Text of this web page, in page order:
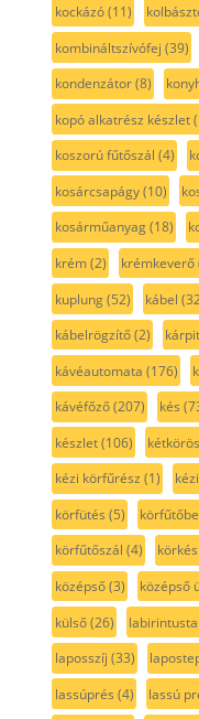
kockázó(11)
kombináltszívófej (39)
kondenzátor(8)
kopó alkatrész készlet
koszorú fűtőszál (4)
kosárcsapágy(10)
kosárműanyag(18)
krém(2) krémkeverő
kuplung(52) kábel
kábelrögzítő(2) kárpit
kávéautomata (176)
kávéfőző(207) kés
készlet(106) kétkörös
kézi körfűrész (1)
körfütés (5)
körfűtőszál (4) körkés
középső(3) középső
külső(26)
laposszíj (33)
lassúprés (4) lassú